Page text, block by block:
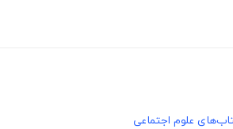
علوم اجتماعی